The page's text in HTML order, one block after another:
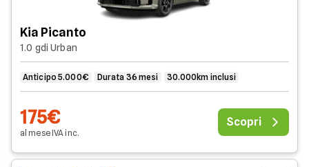
Kia Picanto
1.0 gdi Urban
Anticipo 5.000€ Durata 36 mesi 30.000km inclusi
175€
al meseIVAinc.
Scopri